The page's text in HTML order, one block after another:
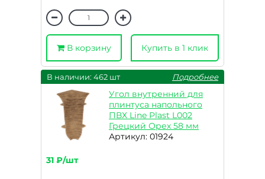
В корзину Купить в 1 клик
В наличии: 462 шт Подробнее
Угол внутренний для
плинтуса напольного
ПВХ Line Plast L002
Грецкий Орех 58 мм
Артикул: 01924
31 ₽/шт